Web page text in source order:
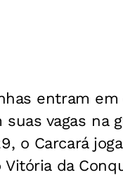
entram
vagas na
o Carcará
da